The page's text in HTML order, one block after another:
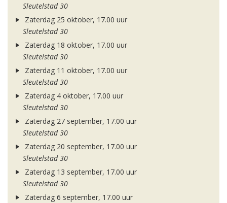
Sleutelstad 30
Zaterdag 25 oktober, 17.00 uur
Sleutelstad 30
Zaterdag 18 oktober, 17.00 uur
Sleutelstad 30
Zaterdag 11 oktober, 17.00 uur
Sleutelstad 30
Zaterdag 4 oktober, 17.00 uur
Sleutelstad 30
Zaterdag 27 september, 17.00 uur
Sleutelstad 30
Zaterdag 20 september, 17.00 uur
Sleutelstad 30
Zaterdag 13 september, 17.00 uur
Sleutelstad 30
Zaterdag 6 september, 17.00 uur